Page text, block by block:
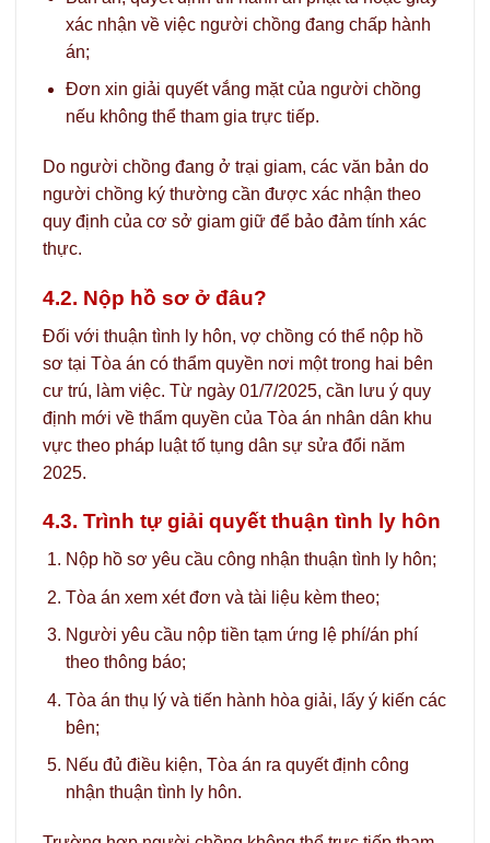
xác nhận về việc người chồng đang chấp hành
án;
Đơn xin giải quyết vắng mặt của người chồng
nếu không thể tham gia trực tiếp.
Do người chồng đang ở trại giam, các văn bản do
người chồng ký thường cần được xác nhận theo
quy định của cơ sở giam giữ để bảo đảm tính xác
thực.
4.2. Nộp hồ sơ ở đâu?
Đối với thuận tình ly hôn, vợ chồng có thể nộp hồ
sơ tại Tòa án có thẩm quyền nơi một trong hai bên
cư trú, làm việc. Từ ngày 01/7/2025, cần lưu ý quy
định mới về thẩm quyền của Tòa án nhân dân khu
vực theo pháp luật tố tụng dân sự sửa đổi năm
2025.
4.3. Trình tự giải quyết thuận tình ly hôn
Nộp hồ sơ yêu cầu công nhận thuận tình ly hôn;
Tòa án xem xét đơn và tài liệu kèm theo;
Người yêu cầu nộp tiền tạm ứng lệ phí/án phí
theo thông báo;
Tòa án thụ lý và tiến hành hòa giải, lấy ý kiến các
bên;
Nếu đủ điều kiện, Tòa án ra quyết định công
nhận thuận tình ly hôn.